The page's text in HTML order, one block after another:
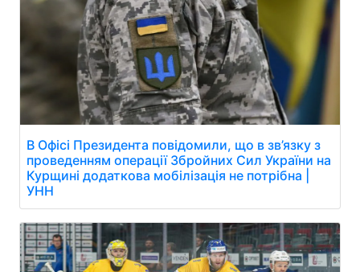
В Офісі Президента повідомили, що в зв’язку з
проведенням операції Збройних Сил України на
Курщині додаткова мобілізація не потрібна |
УНН